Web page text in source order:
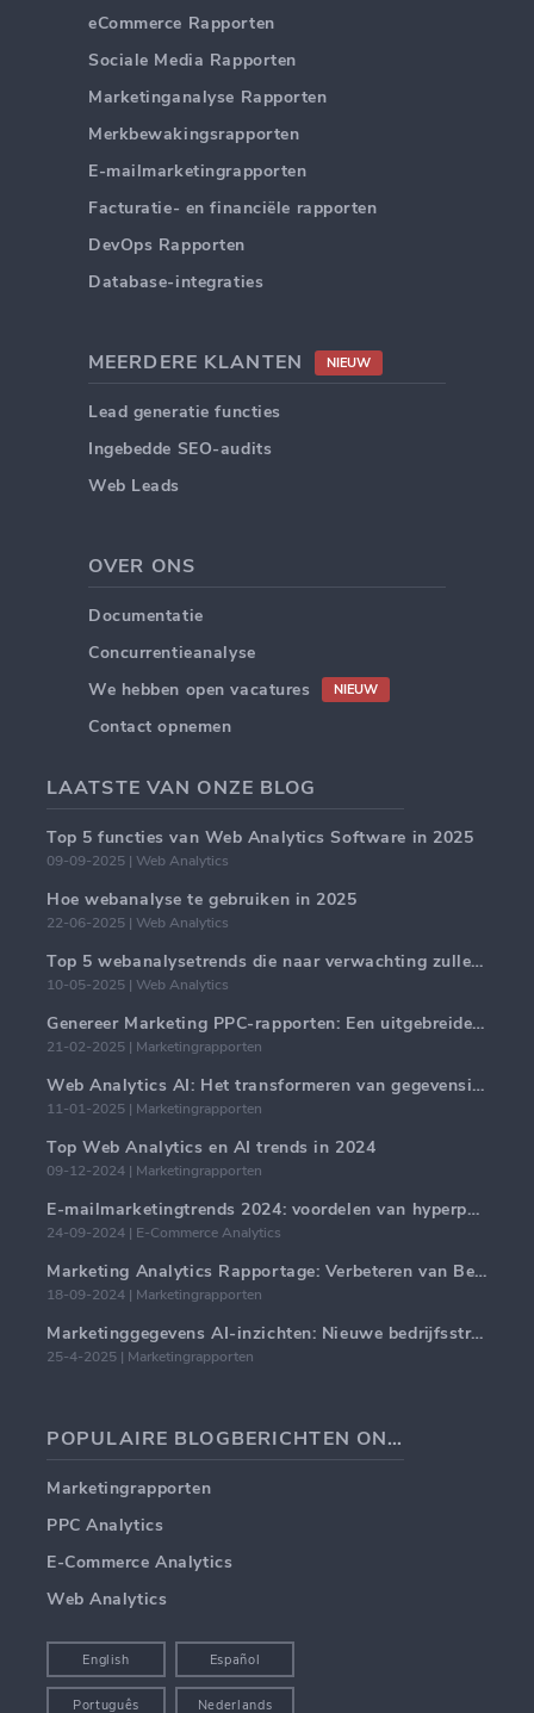
eCommerce Rapporten
Sociale Media Rapporten
Marketinganalyse Rapporten
Merkbewakingsrapporten
E-mailmarketingrapporten
Facturatie- en financiële rapporten
DevOps Rapporten
Database-integraties
MEERDERE KLANTEN NIEUW
Lead generatie functies
Ingebedde SEO-audits
Web Leads
OVER ONS
Documentatie
Concurrentieanalyse
We hebben open vacatures
NIEUW
Contact opnemen
LAATSTE VAN ONZE BLOG
Top 5 functies van Web Analytics Software in 2025
09-09-2025 | Web Analytics
Hoe webanalyse te gebruiken in 2025
22-06-2025 | Web Analytics
Top 5 webanalysetrends die naar verwachting zullen domineren in 2025
10-05-2025 | Web Analytics
Genereer Marketing PPC-rapporten: Een uitgebreide handleiding
21-02-2025 | Marketingrapporten
Web Analytics AI: Het transformeren van gegevensinzichten met precisie
11-01-2025 | Marketingrapporten
Top Web Analytics en AI trends in 2024
09-12-2024 | Marketingrapporten
E-mailmarketingtrends 2024: voordelen van hyperpersonalisatie
24-09-2024 | E-Commerce Analytics
Marketing Analytics Rapportage: Verbeteren van Bedrijfsinzichten
18-09-2024 | Marketingrapporten
Marketinggegevens AI-inzichten: Nieuwe bedrijfsstrategieën voor 2024
25-4-2025 | Marketingrapporten
POPULAIRE BLOGBERICHTEN ONDERWERPEN
Marketingrapporten
PPC Analytics
E-Commerce Analytics
Web Analytics
English Español
Português Nederlands